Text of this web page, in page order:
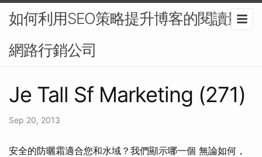
如何利用SEO策略提升博客的閱讀量-
網路行銷公司
Je Tall Sf Marketing (271)
Sep 20, 2013
安全的防曬霜適合您和水域？我們顯示哪一個 無論如何，